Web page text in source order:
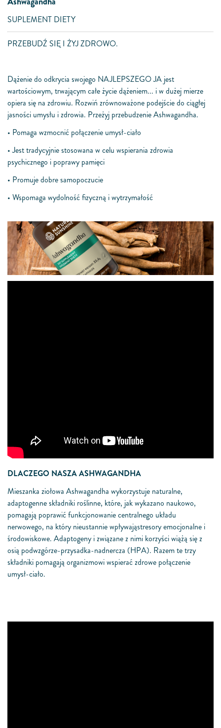
SUPLEMENT DIETY
PRZEBUDŹ SIĘ I ŻYJ ZDROWO.
Dążenie do odkrycia swojego NAJLEPSZEGO JA jest
wartościowym, trwającym całe życie dążeniem... i w dużej mierze
opiera się na zdrowiu. Rozwiń zrównoważone podejście do ciągłej
jasności umysłu i zdrowia. Przeżyj przebudzenie Ashwagandha.
• Pomaga wzmocnić połączenie umysł-ciało
• Jest tradycyjnie stosowana w celu wspierania zdrowia
psychicznego i poprawy pamięci
• Promuje dobre samopoczucie
• Wspomaga wydolność fizyczną i wytrzymałość
DLACZEGO NASZA ASHWAGANDHA
Mieszanka ziołowa Ashwagandha wykorzystuje naturalne,
adaptogenne składniki roślinne, które, jak wykazano naukowo,
pomagają poprawić funkcjonowanie centralnego układu
nerwowego, na który nieustannie wpływająstresory emocjonalne i
środowiskowe. Adaptogeny i związane z nimi korzyści wiążą się z
osią podwzgórze-przysadka-nadnercza (HPA). Razem te trzy
składniki pomagają organizmowi wspierać zdrowe połączenie
umysł-ciało.